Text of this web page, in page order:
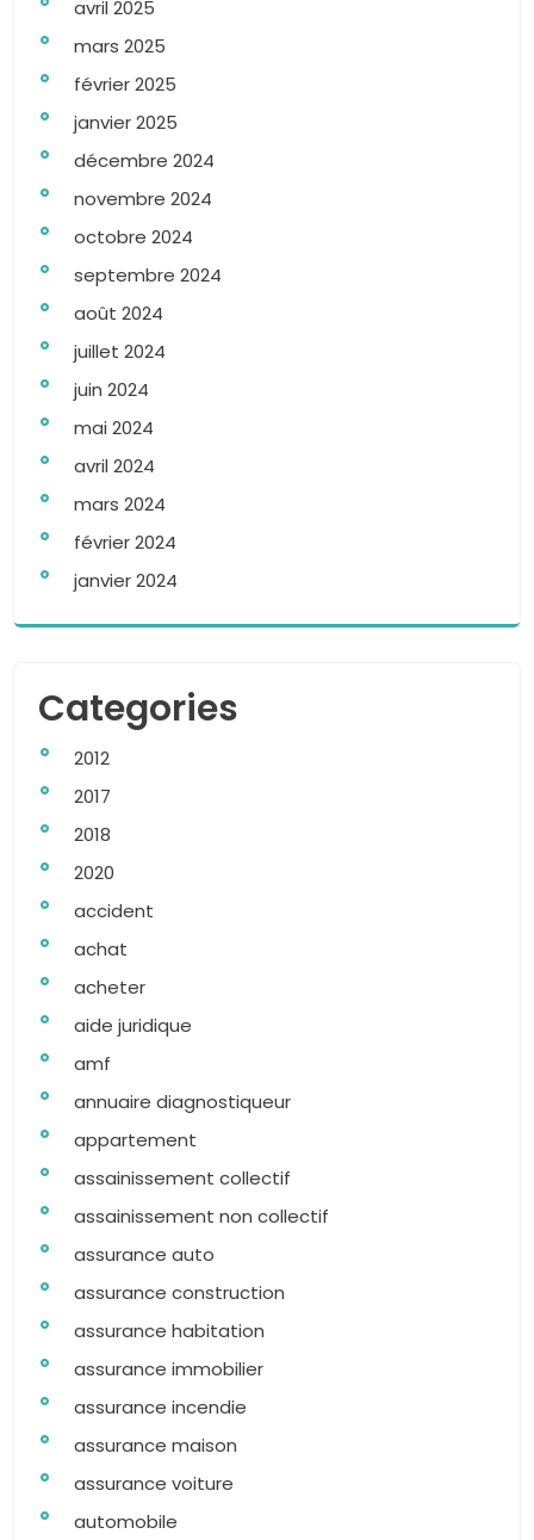
avril 2025
mars 2025
février 2025
janvier 2025
décembre 2024
novembre 2024
octobre 2024
septembre 2024
août 2024
juillet 2024
juin 2024
mai 2024
avril 2024
mars 2024
février 2024
janvier 2024
Categories
2012
2017
2018
2020
accident
achat
acheter
aide juridique
amf
annuaire diagnostiqueur
appartement
assainissement collectif
assainissement non collectif
assurance auto
assurance construction
assurance habitation
assurance immobilier
assurance incendie
assurance maison
assurance voiture
automobile